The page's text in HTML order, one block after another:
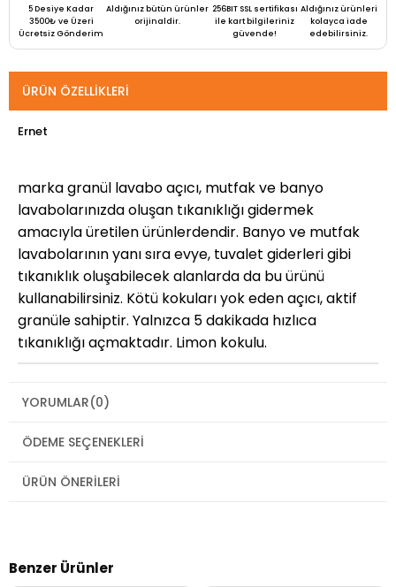
5 Desiye Kadar
3500₺ ve Üzeri
Ücretsiz Gönderim
Aldığınız bütün ürünler
orijinaldir.
256BIT SSL sertifikası
ile kart bilgileriniz
güvende!
Aldığınız ürünleri
kolayca iade
edebilirsiniz.
ÜRÜN ÖZELLIKLERI
Ernet
marka granül lavabo açıcı, mutfak ve banyo
lavabolarınızda oluşan tıkanıklığı gidermek
amacıyla üretilen ürünlerdendir. Banyo ve mutfak
lavabolarının yanı sıra evye, tuvalet giderleri gibi
tıkanıklık oluşabilecek alanlarda da bu ürünü
kullanabilirsiniz. Kötü kokuları yok eden açıcı, aktif
granüle sahiptir. Yalnızca 5 dakikada hızlıca
tıkanıklığı açmaktadır. Limon kokulu.
YORUMLAR(0)
ÖDEME SEÇENEKLERI
ÜRÜN ÖNERILERI
Benzer Ürünler